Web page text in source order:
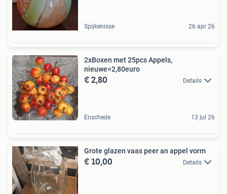
Spijkenisse 26 apr 26
2xBoxen met 25pcs Appels,
nieuwe=2,80euro
€ 2,80 Details
Enschede 13 jul 26
Grote glazen vaas peer an appel vorm
€ 10,00 Details